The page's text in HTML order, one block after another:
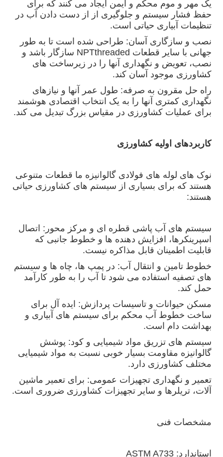
یک مهر و موم محکم و ایمن ایجاد می کنند که برای
حفظ فشار سیستم و جلوگیری از از دست دادن آب در
تنظیمات آبیاری حیاتی است.
نصب و سازگاری آسان: طراحی شده است تا به طور
جهانی با سایر قطعات NPTthreaded سازگار باشد و
نصب، تعویض و نگهداری آنها را در زیرساخت های
کشاورزی موجود آسان کند.
راه حل مقرون به صرفه: طول عمر آنها و نیازهای
نگهداری کمتری آنها را به یک انتخاب اقتصادی هوشمند
برای عملیات کشاورزی در مقیاس بزرگ تبدیل می کند.
کاربردهای اولیه کشاورزی
نوک های لوله های فولادی گالوانیزه ما قطعات متنوعی
هستند که برای بسیاری از سیستم های کشاورزی حیاتی
هستند:
سیستم های آب پاشی قطره ای و مرکز محور: اتصال
اسپرینکرها، افزایش دهنده ها و خطوط جانبی که
قابلیت اطمینان قابل مذاکره نیست.
خطوط تامین و انتقال آب: در پمپ ها، چاه ها و سیستم
های تصفیه استفاده می شود تا آب را به طور کارآمد
حمل کند.
مسکن حیوانات و تاسیسات پردازش: ایده آل برای
ساخت خطوط آب محکم برای سیستم های آبیاری و
بهداشت دام است.
سیستم های تزریق مواد شیمیایی و کود: پوشش
گالوانیزه مقاومت بسیار خوبی نسبت به مواد شیمیایی
مختلف کشاورزی دارد.
تعمیر و نگهداری تجهیزات عمومی: برای تعمیر ماشین
آلات، تریلرها و سایر تجهیزات کشاورزی ضروری است.
مشخصات فنی
استاندارد: ASTM A733